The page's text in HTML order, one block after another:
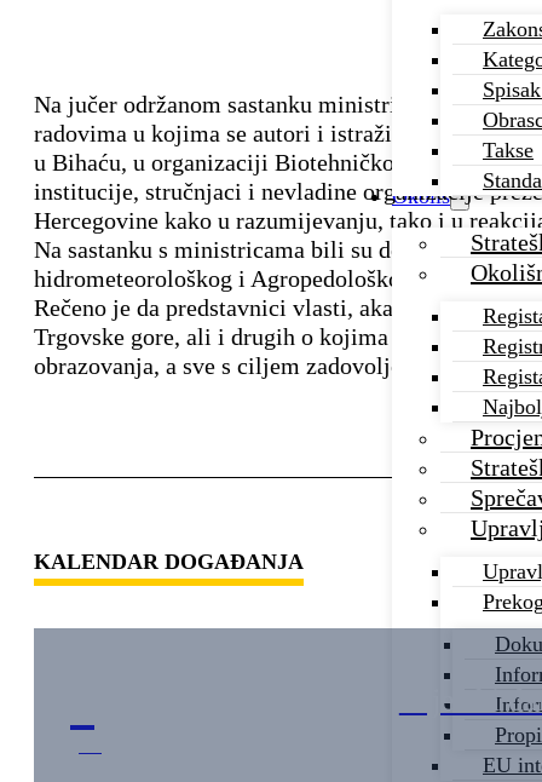
Takse
Okoliš
EU
Na jučer održanom sastanku ministrice okoliša i
radovima u kojima se autori i istraživači bave
u Bihaću, u organizaciji Biotehničkog fakulteta,
institucije, stručnjaci i nevladine organizacije
Hercegovine kako u razumijevanju, tako i u
Na sastanku s ministricama bili su dekani i
hidrometeorološkog i Agropedološkog zavoda, te
Rečeno je da predstavnici vlasti, akademske
Trgovske gore, ali i drugih o kojima je na
obrazovanja, a sve s ciljem zadovoljenja potreba
KALENDAR DOGAĐANJA
Svjetski